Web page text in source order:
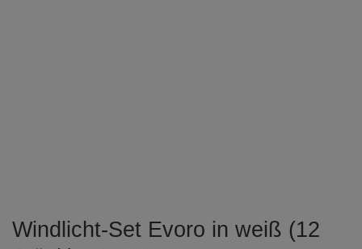
Windlicht-Set Evoro in weiß (12